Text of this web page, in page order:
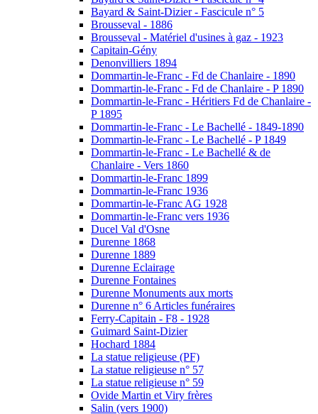
Bayard & Saint-Dizier - Fascicule n° 5
Brousseval - 1886
Brousseval - Matériel d'usines à gaz - 1923
Capitain-Gény
Denonvilliers 1894
Dommartin-le-Franc - Fd de Chanlaire - 1890
Dommartin-le-Franc - Fd de Chanlaire - P 1890
Dommartin-le-Franc - Héritiers Fd de Chanlaire -
P 1895
Dommartin-le-Franc - Le Bachellé - 1849-1890
Dommartin-le-Franc - Le Bachellé - P 1849
Dommartin-le-Franc - Le Bachellé & de
Chanlaire - Vers 1860
Dommartin-le-Franc 1899
Dommartin-le-Franc 1936
Dommartin-le-Franc AG 1928
Dommartin-le-Franc vers 1936
Ducel Val d'Osne
Durenne 1868
Durenne 1889
Durenne Eclairage
Durenne Fontaines
Durenne Monuments aux morts
Durenne n° 6 Articles funéraires
Ferry-Capitain - F8 - 1928
Guimard Saint-Dizier
Hochard 1884
La statue religieuse (PF)
La statue religieuse n° 57
La statue religieuse n° 59
Ovide Martin et Viry frères
Salin (vers 1900)